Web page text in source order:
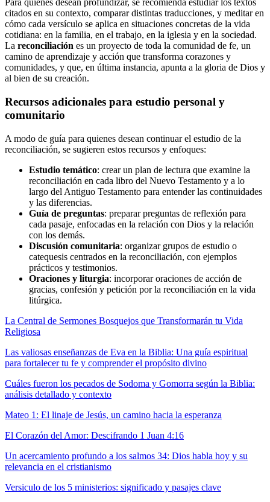
Para quienes desean profundizar, se recomienda estudiar los textos
citados en su contexto, comparar distintas traducciones, y meditar en
cómo cada versículo se aplica en situaciones concretas de la vida
cotidiana: en la familia, en el trabajo, en la iglesia y en la sociedad.
La reconciliación es un proyecto de toda la comunidad de fe, un
camino de aprendizaje y acción que transforma corazones y
comunidades, y que, en última instancia, apunta a la gloria de Dios y
al bien de su creación.
Recursos adicionales para estudio personal y
comunitario
A modo de guía para quienes desean continuar el estudio de la
reconciliación, se sugieren estos recursos y enfoques:
Estudio temático: crear un plan de lectura que examine la
reconciliación en cada libro del Nuevo Testamento y a lo
largo del Antiguo Testamento para entender las continuidades
y las diferencias.
Guía de preguntas: preparar preguntas de reflexión para
cada pasaje, enfocadas en la relación con Dios y la relación
con los demás.
Discusión comunitaria: organizar grupos de estudio o
catequesis centrados en la reconciliación, con ejemplos
prácticos y testimonios.
Oraciones y liturgia: incorporar oraciones de acción de
gracias, confesión y petición por la reconciliación en la vida
litúrgica.
La Central de Sermones Bosquejos que Transformarán tu Vida
Religiosa
Las valiosas enseñanzas de Eva en la Biblia: Una guía espiritual
para fortalecer tu fe y comprender el propósito divino
Cuáles fueron los pecados de Sodoma y Gomorra según la Biblia:
análisis detallado y contexto
Mateo 1: El linaje de Jesús, un camino hacia la esperanza
El Corazón del Amor: Descifrando 1 Juan 4:16
Un acercamiento profundo a los salmos 34: Dios habla hoy y su
relevancia en el cristianismo
Versiculo de los 5 ministerios: significado y pasajes clave